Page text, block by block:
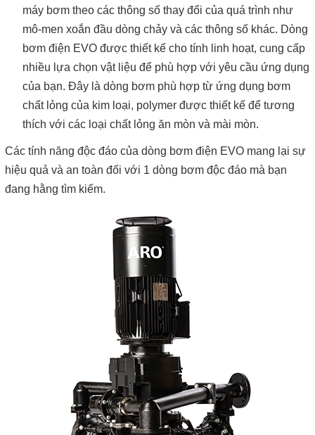
máy bơm theo các thông số thay đổi của quá trình như
mô-men xoắn đầu dòng chảy và các thông số khác. Dòng
bơm điện EVO được thiết kế cho tính linh hoạt, cung cấp
nhiều lựa chọn vật liệu để phù hợp với yêu cầu ứng dụng
của bạn. Đây là dòng bơm phù hợp từ ứng dụng bơm
chất lỏng của kim loại, polymer được thiết kế để tương
thích với các loại chất lỏng ăn mòn và mài mòn.
Các tính năng độc đáo của dòng bơm điện EVO mang lại sự
hiệu quả và an toàn đối với 1 dòng bơm độc đáo mà bạn
đang hằng tìm kiếm.